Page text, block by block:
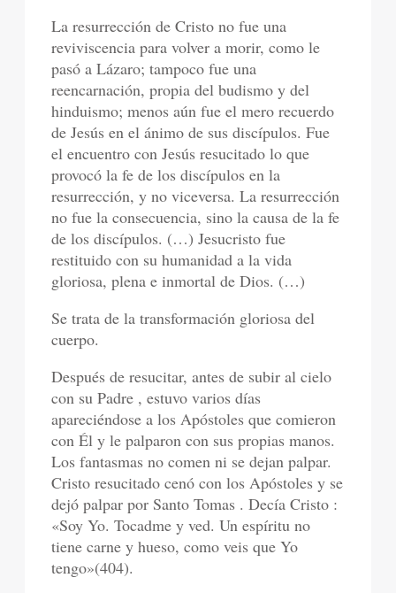
La resurrección de Cristo no fue una
reviviscencia para volver a morir, como le
pasó a Lázaro; tampoco fue una
reencarnación, propia del budismo y del
hinduismo; menos aún fue el mero recuerdo
de Jesús en el ánimo de sus discípulos. Fue
el encuentro con Jesús resucitado lo que
provocó la fe de los discípulos en la
resurrección, y no viceversa. La resurrección
no fue la consecuencia, sino la causa de la fe
de los discípulos. (…) Jesucristo fue
restituido con su humanidad a la vida
gloriosa, plena e inmortal de Dios. (…)
Se trata de la transformación gloriosa del
cuerpo.
Después de resucitar, antes de subir al cielo
con su Padre , estuvo varios días
apareciéndose a los Apóstoles que comieron
con Él y le palparon con sus propias manos.
Los fantasmas no comen ni se dejan palpar.
Cristo resucitado cenó con los Apóstoles y se
dejó palpar por Santo Tomas . Decía Cristo :
«Soy Yo. Tocadme y ved. Un espíritu no
tiene carne y hueso, como veis que Yo
tengo»(404).